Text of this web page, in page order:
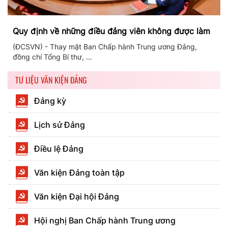
Quy định về những điều đảng viên không được làm
(ĐCSVN) - Thay mặt Ban Chấp hành Trung ương Đảng,
đồng chí Tổng Bí thư, ...
TƯ LIỆU VĂN KIỆN ĐẢNG
Đảng kỳ
Lịch sử Đảng
Điều lệ Đảng
Văn kiện Đảng toàn tập
Văn kiện Đại hội Đảng
Hội nghị Ban Chấp hành Trung ương